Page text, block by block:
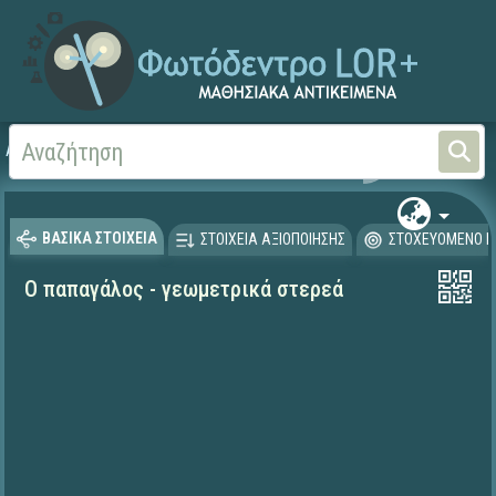
Αρχική ΕΡΓΑ ΙΤΥΕ 1996-2008
ΒΑΣΙΚΑ ΣΤΟΙΧΕΙΑ ΣΤΟΙΧΕΙΑ ΑΞΙΟΠΟΙΗΣΗΣ ΣΤΟΧΕΥΟΜΕΝΟ
Ο παπαγάλος - γεωμετρικά στερεά